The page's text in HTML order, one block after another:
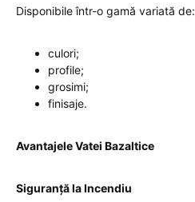
Disponibile într-o gamă variată de:
culori;
profile;
grosimi;
finisaje.
Avantajele Vatei Bazaltice
Siguranță la Incendiu